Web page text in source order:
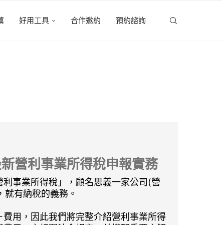
好用工具 合作邀約 預約諮詢
營利事業所得稅申報實務
事業所得稅」，顧名思義一家公司(營
有納稅的義務。
用，因此我們將完整介紹營利事業所得